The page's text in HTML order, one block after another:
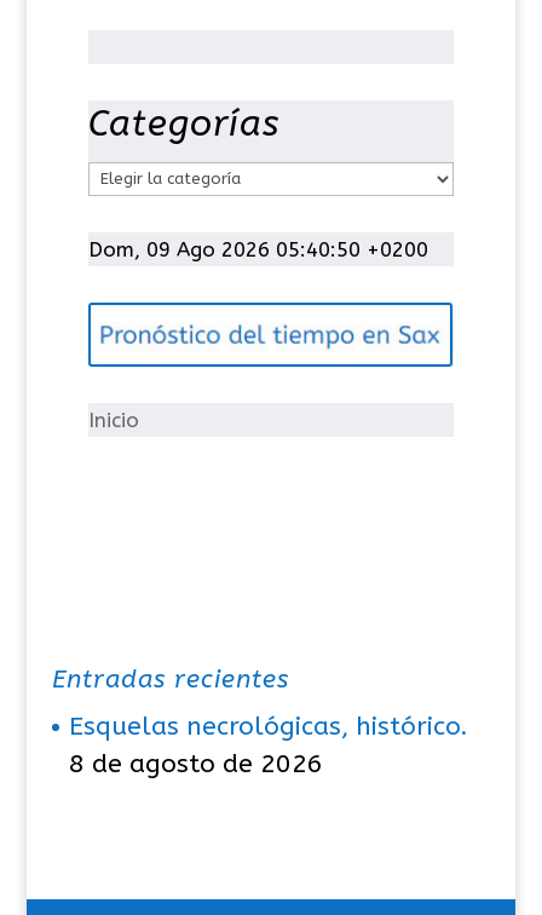
Categorías
t
g
í
Dom, 09 Ago 2026 05:40:50 +0200
Inicio
Entradas recientes
Esquelas necrológicas, histórico.
8 de agosto de 2026